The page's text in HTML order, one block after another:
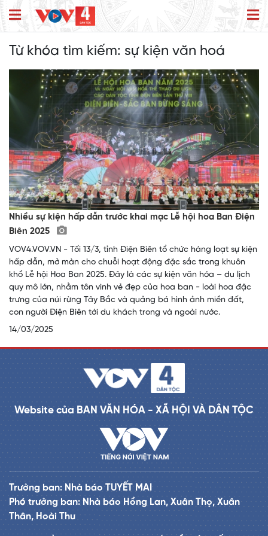
Từ khóa tìm kiếm: sự kiện văn hoá
Nhiều sự kiện hấp dẫn trước khai mạc Lễ hội hoa Ban Điện
Biên 2025
VOV4.VOV.VN - Tối 13/3, tỉnh Điện Biên tổ chức hàng loạt sự kiện
hấp dẫn, mở màn cho chuỗi hoạt động đặc sắc trong khuôn
khổ Lễ hội Hoa Ban 2025. Đây là các sự kiện văn hóa – du lịch
quy mô lớn, nhằm tôn vinh vẻ đẹp của hoa ban - loài hoa đặc
trưng của núi rừng Tây Bắc và quảng bá hình ảnh miền đất,
con người Điện Biên tới du khách trong và ngoài nước.
14/03/2025
Website của BAN VĂN HÓA - XÃ HỘI VÀ DÂN TỘC
Trưởng ban: Nhà báo TUYẾT MAI
Phó trưởng ban: Nhà báo Hồng Lan, Xuân Thọ, Xuân
Thân, Hoài Thu